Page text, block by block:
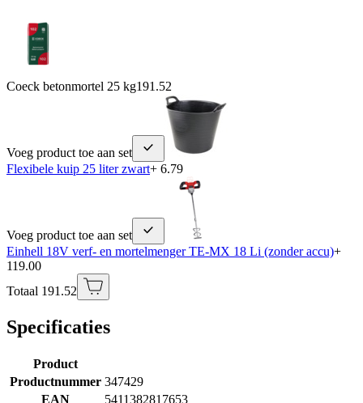
Coeck betonmortel 25 kg191.52
Voeg product toe aan set
Flexibele kuip 25 liter zwart+ 6.79
Voeg product toe aan set
Einhell 18V verf- en mortelmenger TE-MX 18 Li (zonder accu)+
119.00
Totaal 191.52
Specificaties
Product
Productnummer 347429
EAN
5411382817653